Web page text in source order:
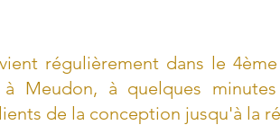
régulièrement dans le
à Meudon, à quelques
de la conception jusqu'à la